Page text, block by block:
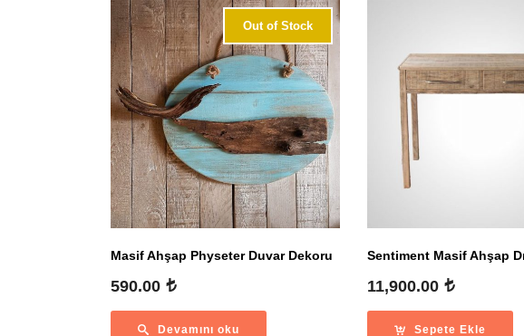
Masif Ahşap Physeter Duvar Dekoru
Out of Stock
590.00
Devamını oku
Sentiment Masif Ahşap
11,900.00
Sepete Ekle